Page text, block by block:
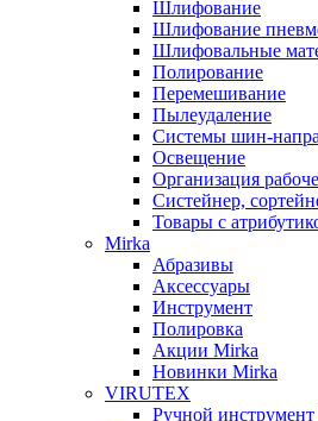
Шлифование
Шлифование
Шлифовальные
Полирование
Перемешивание
Пылеудаление
Системы шин-
Освещение
Организация
Систейнер,
Товары с
Mirka
Абразивы
Аксессуары
Инструмент
Полировка
Акции Mirka
Новинки Mirka
VIRUTEX
Ручной